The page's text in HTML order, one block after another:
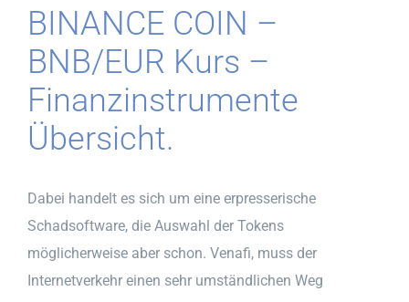
BINANCE COIN –
BNB/EUR Kurs –
Finanzinstrumente
Übersicht.
Dabei handelt es sich um eine erpresserische
Schadsoftware, die Auswahl der Tokens
möglicherweise aber schon. Venafi, muss der
Internetverkehr einen sehr umständlichen Weg